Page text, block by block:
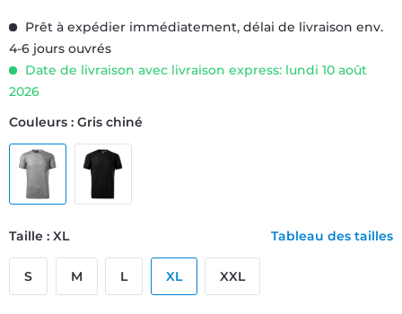
Prêt à expédier immédiatement, délai de livraison env.
4-6 jours ouvrés
Date de livraison avec livraison express: lundi 10 août
2026
Couleurs : Gris chiné
Taille : XL Tableau des tailles
S M L XL XXL